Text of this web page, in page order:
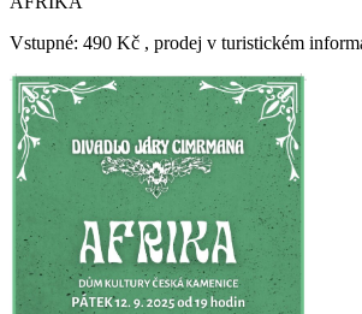
Vstupné: 490 Kč , prodej v turistickém